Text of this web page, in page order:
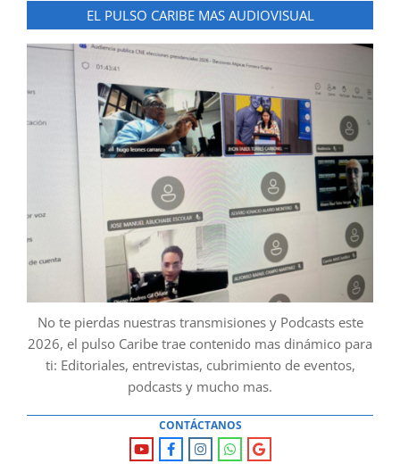
EL PULSO CARIBE MAS AUDIOVISUAL
No te pierdas nuestras transmisiones y Podcasts este
2026, el pulso Caribe trae contenido mas dinámico para
ti: Editoriales, entrevistas, cubrimiento de eventos,
podcasts y mucho mas.
CONTÁCTANOS